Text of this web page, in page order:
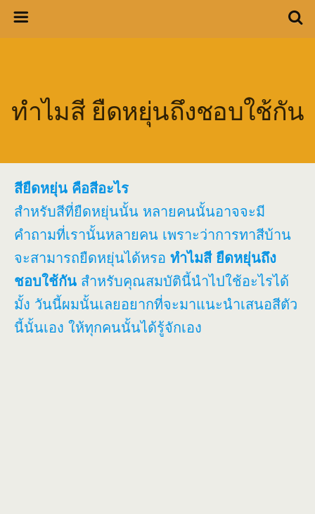
ทำไมสี ยืดหยุ่นถึงชอบใช้กัน
สียืดหยุ่น คือสีอะไร
สำหรับสีที่ยืดหยุ่นนั้น หลายคนนั้นอาจจะมี
คำถามที่เรานั้นหลายคน เพราะว่าการทาสีบ้าน
จะสามารถยืดหยุ่นได้หรอ ทำไมสี ยืดหยุ่นถึง
ชอบใช้กัน สำหรับคุณสมบัตินี้นำไปใช้อะไรได้
มั้ง วันนี้ผมนั้นเลยอยากที่จะมาแนะนำเสนอสีตัว
นี้นั้นเอง ให้ทุกคนนั้นได้รู้จักเอง